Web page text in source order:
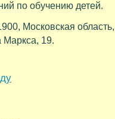
по обучению детей.
Московская область,
Маркса, 19.